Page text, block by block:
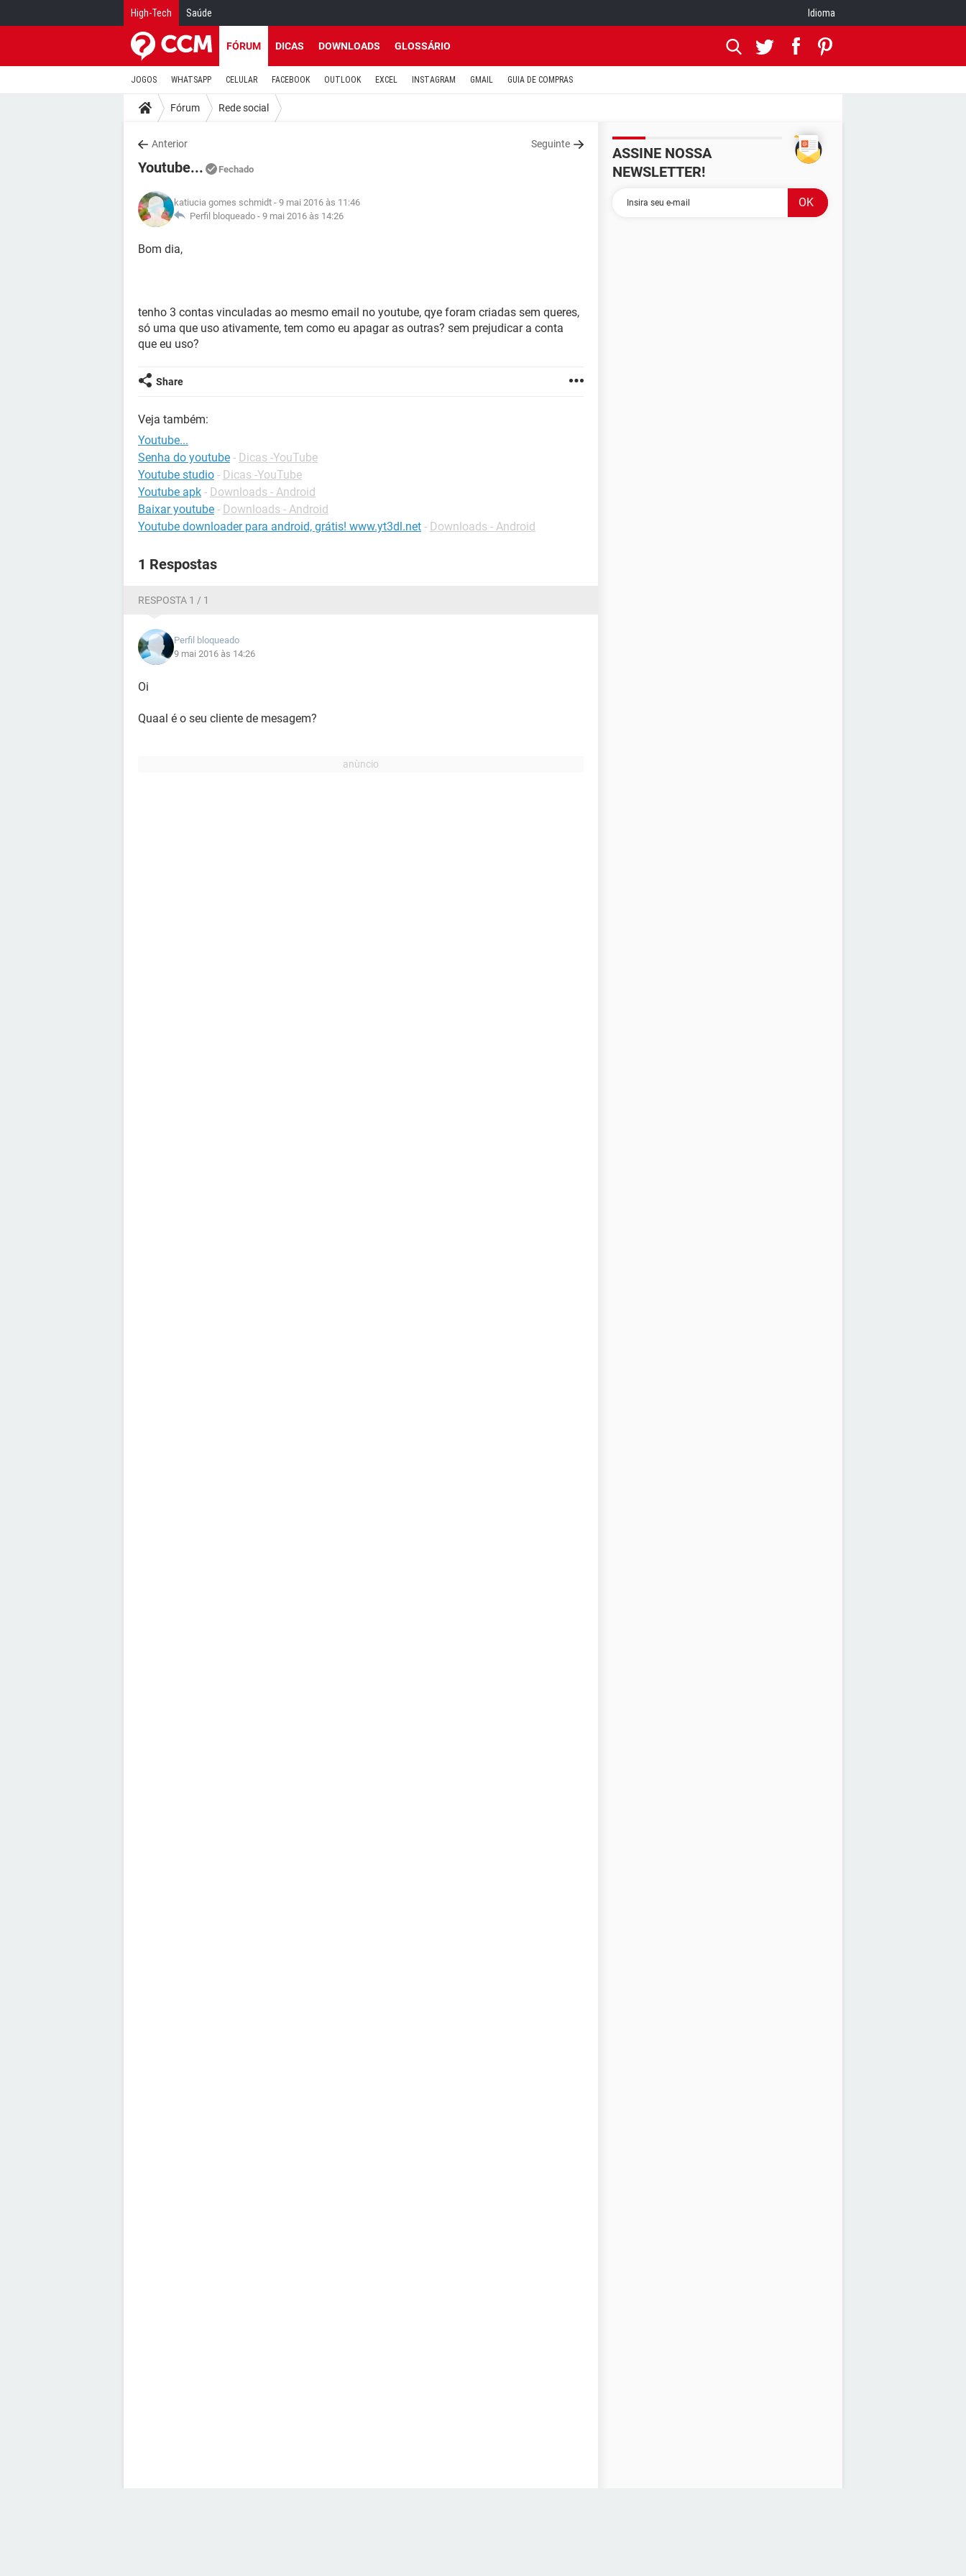
High-Tech Saúde Idioma
FÓRUM DICAS DOWNLOADS GLOSSÁRIO
JOGOS WHATSAPP CELULAR FACEBOOK OUTLOOK EXCEL INSTAGRAM GMAIL GUIA DE COMPRAS
Fórum Rede social
Anterior Seguinte
Youtube... Fechado
katiucia gomes schmidt - 9 mai 2016 às 11:46
Perfil bloqueado - 9 mai 2016 às 14:26
Bom dia,
tenho 3 contas vinculadas ao mesmo email no youtube, qye foram criadas sem queres,
só uma que uso ativamente, tem como eu apagar as outras? sem prejudicar a conta
que eu uso?
Share
Veja também:
Youtube...
Senha do youtube - Dicas -YouTube
Youtube studio - Dicas -YouTube
Youtube apk - Downloads - Android
Baixar youtube - Downloads - Android
Youtube downloader para android, grátis! www.yt3dl.net - Downloads - Android
1 Respostas
RESPOSTA 1 / 1
Perfil bloqueado
9 mai 2016 às 14:26
Oi
Quaal é o seu cliente de mesagem?
ASSINE NOSSA
NEWSLETTER!